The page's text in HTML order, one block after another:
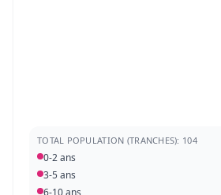
TOTAL POPULATION (TRANCHES): 104
0-2 ans
3-5 ans